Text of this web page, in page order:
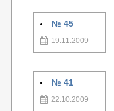
№ 45
19.11.2009
№ 41
22.10.2009